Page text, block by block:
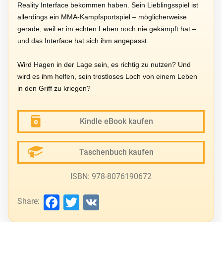
Reality Interface bekommen haben. Sein Lieblingsspiel ist
allerdings ein MMA-Kampfsportspiel – möglicherweise
gerade, weil er im echten Leben noch nie gekämpft hat –
und das Interface hat sich ihm angepasst.
Wird Hagen in der Lage sein, es richtig zu nutzen? Und
wird es ihm helfen, sein trostloses Loch von einem Leben
in den Griff zu kriegen?
Kindle eBook kaufen
Taschenbuch kaufen
ISBN: 978-8076190672
Share: Facebook
Twitter